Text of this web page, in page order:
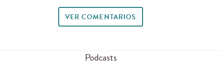
VER COMENTARIOS
Podcasts